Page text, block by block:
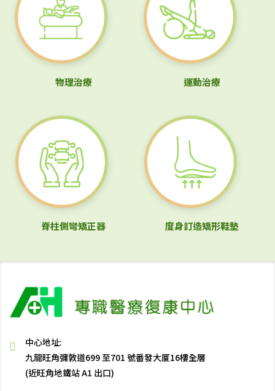
物理治療 運動治療
脊柱側彎矯正器 度身訂造矯形鞋墊
中心地址:
九龍旺角彌敦道699 至701 號番發大厦16樓全層
(近旺角地鐵站 A1 出口)